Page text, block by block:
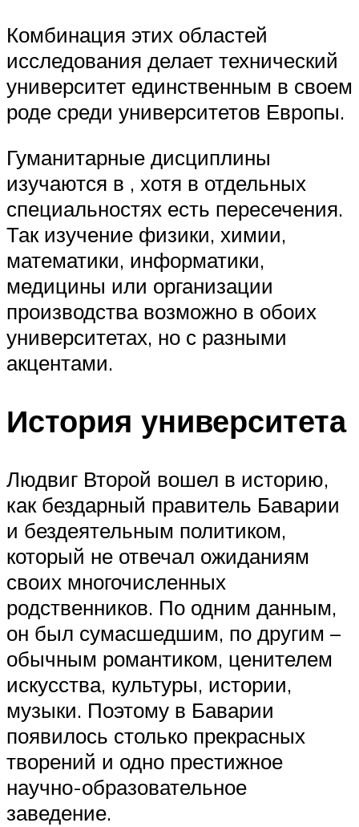
Комбинация этих областей
исследования делает технический
университет единственным в своем
роде среди университетов Европы.
Гуманитарные дисциплины
изучаются в , хотя в отдельных
специальностях есть пересечения.
Так изучение физики, химии,
математики, информатики,
медицины или организации
производства возможно в обоих
университетах, но с разными
акцентами.
История университета
Людвиг Второй вошел в историю,
как бездарный правитель Баварии
и бездеятельным политиком,
который не отвечал ожиданиям
своих многочисленных
родственников. По одним данным,
он был сумасшедшим, по другим –
обычным романтиком, ценителем
искусства, культуры, истории,
музыки. Поэтому в Баварии
появилось столько прекрасных
творений и одно престижное
научно-образовательное
заведение.